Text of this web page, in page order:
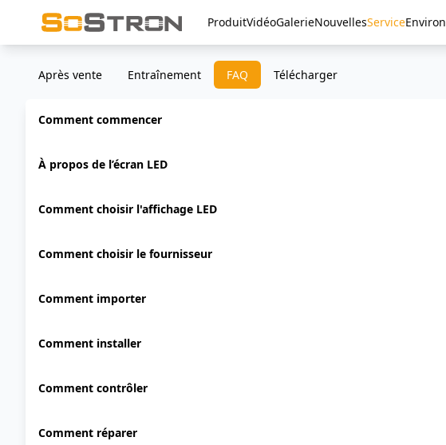
ProduitVidéoGalerieNouvellesServiceEnviron
Après vente Entraînement FAQ Télécharger
Comment commencer
À propos de l’écran LED
Comment choisir l'affichage LED
Comment choisir le fournisseur
Comment importer
Comment installer
Comment contrôler
Comment réparer